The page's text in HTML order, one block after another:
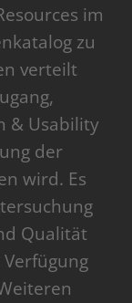
im
zu
verteilt
& Usability
der
wird. Es
Qualität